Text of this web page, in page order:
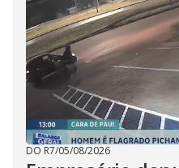
DO R7/05/08/2026